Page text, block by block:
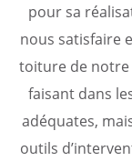
pour sa
nous satisfaire
toiture de notre
faisant dans
adéquates,
outils